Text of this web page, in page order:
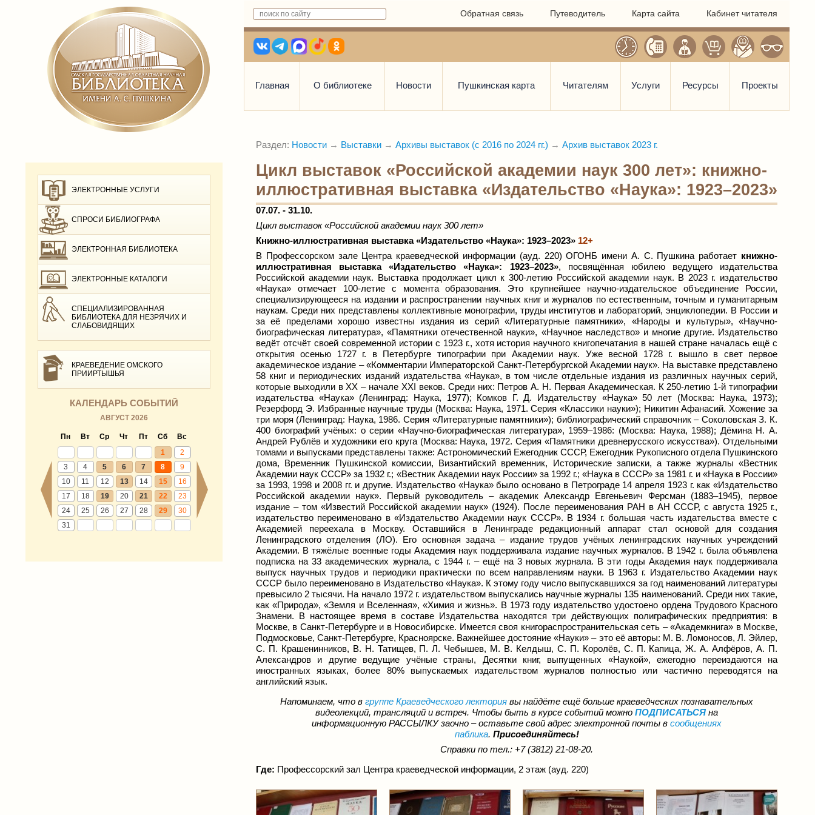
Обратная связь Путеводитель Карта сайта Кабинет читателя
Главная О библиотеке Новости Пушкинская карта Читателям Услуги Ресурсы Проекты
ЭЛЕКТРОННЫЕ УСЛУГИ
СПРОСИ БИБЛИОГРАФА
ЭЛЕКТРОННАЯ БИБЛИОТЕКА
ЭЛЕКТРОННЫЕ КАТАЛОГИ
СПЕЦИАЛИЗИРОВАННАЯ
БИБЛИОТЕКА ДЛЯ НЕЗРЯЧИХ И
СЛАБОВИДЯЩИХ
КРАЕВЕДЕНИЕ ОМСКОГО
ПРИИРТЫШЬЯ
КАЛЕНДАРЬ СОБЫТИЙ
АВГУСТ 2026
Пн Вт Ср Чт Пт Сб
Вс
1
2
3
4 5 6 7 8
9
10
11 12 13 14 15
16
17
18 19 20 21 22
23
24
25 26 27 28 29
30
31
Раздел: Новости → Выставки → Архивы выставок (с 2016 по 2024 гг.) → Архив выставок 2023 г.
Цикл выставок «Российской академии наук 300 лет»: книжно-
иллюстративная выставка «Издательство «Наука»: 1923–2023»
07.07. - 31.10.
Цикл выставок «Российской академии наук 300 лет»
Книжно-иллюстративная выставка«Издательство «Наука»: 1923–2023» 12+
В Профессорском зале Центра краеведческой информации (ауд. 220) ОГОНБ имени А. С. Пушкина работает книжно-
иллюстративная выставка «Издательство «Наука»: 1923–2023», посвящённая юбилею ведущего издательства
Российской академии наук. Выставка продолжает цикл к 300-летию Российской академии наук. В 2023 г. издательство
«Наука» отмечает 100-летие с момента образования. Это крупнейшее научно-издательское объединение России,
специализирующееся на издании и распространении научных книг и журналов по естественным, точным и гуманитарным
наукам. Среди них представлены коллективные монографии, труды институтов и лабораторий, энциклопедии. В России и
за её пределами хорошо известны издания из серий «Литературные памятники», «Народы и культуры», «Научно-
биографическая литература», «Памятники отечественной науки», «Научное наследство» и многие другие. Издательство
ведёт отсчёт своей современной истории с 1923 г., хотя история научного книгопечатания в нашей стране началась ещё с
открытия осенью 1727 г. в Петербурге типографии при Академии наук. Уже весной 1728 г. вышло в свет первое
академическое издание – «Комментарии Императорской Санкт-Петербургской Академии наук». На выставке представлено
58 книг и периодических изданий издательства «Наука», в том числе отдельные издания из различных научных серий,
которые выходили в XX – начале XXI веков. Среди них: Петров А. Н. Первая Академическая. К 250-летию 1-й типографии
издательства «Наука» (Ленинград: Наука, 1977); Комков Г. Д. Издательству «Наука» 50 лет (Москва: Наука, 1973);
Резерфорд Э. Избранные научные труды (Москва: Наука, 1971. Серия «Классики науки»); Никитин Афанасий. Хожение за
три моря (Ленинград: Наука, 1986. Серия «Литературные памятники»); библиографический справочник – Соколовская З. К.
400 биографий учёных: о серии «Научно-биографическая литература», 1959–1986: (Москва: Наука, 1988); Дёмина Н. А.
Андрей Рублёв и художники его круга (Москва: Наука, 1972. Серия «Памятники древнерусского искусства»). Отдельными
томами и выпусками представлены также: Астрономический Ежегодник СССР, Ежегодник Рукописного отдела Пушкинского
дома, Временник Пушкинской комиссии, Византийский временник, Исторические записки, а также журналы «Вестник
Академии наук СССР» за 1932 г.; «Вестник Академии наук России» за 1992 г.; «Наука в СССР» за 1981 г. и «Наука в России»
за 1993, 1998 и 2008 гг. и другие. Издательство «Наука» было основано в Петрограде 14 апреля 1923 г. как «Издательство
Российской академии наук». Первый руководитель – академик Александр Евгеньевич Ферсман (1883–1945), первое
издание – том «Известий Российской академии наук» (1924). После переименования РАН в АН СССР, с августа 1925 г.,
издательство переименовано в «Издательство Академии наук СССР». В 1934 г. большая часть издательства вместе с
Академией переехала в Москву. Оставшийся в Ленинграде редакционный аппарат стал основой для создания
Ленинградского отделения (ЛО). Его основная задача – издание трудов учёных ленинградских научных учреждений
Академии. В тяжёлые военные годы Академия наук поддерживала издание научных журналов. В 1942 г. была объявлена
подписка на 33 академических журнала, с 1944 г. – ещё на 3 новых журнала. В эти годы Академия наук поддерживала
выпуск научных трудов и периодики практически по всем направлениям науки. В 1963 г. Издательство Академии наук
СССР было переименовано в Издательство «Наука». К этому году число выпускавшихся за год наименований литературы
превысило 2 тысячи. На начало 1972 г. издательством выпускались научные журналы 135 наименований. Среди них такие,
как «Природа», «Земля и Вселенная», «Химия и жизнь». В 1973 году издательство удостоено ордена Трудового Красного
Знамени. В настоящее время в составе Издательства находятся три действующих полиграфических предприятия: в
Москве, в Санкт-Петербурге и в Новосибирске. Имеется своя книгораспространительская сеть – «Академкнига» в Москве,
Подмосковье, Санкт-Петербурге, Красноярске. Важнейшее достояние «Науки» – это её авторы: М. В. Ломоносов, Л. Эйлер,
С. П. Крашенинников, В. Н. Татищев, П. Л. Чебышев, М. В. Келдыш, С. П. Королёв, С. П. Капица, Ж. А. Алфёров, А. П.
Александров и другие ведущие учёные страны, Десятки книг, выпущенных «Наукой», ежегодно переиздаются на
иностранных языках, более 80% выпускаемых издательством журналов полностью или частично переводятся на
английский язык.
Напоминаем, что в группе Краеведческого лектория вы найдёте ещё больше краеведческих познавательных
видеолекций, трансляций и встреч. Чтобы быть в курсе событий можно ПОДПИСАТЬСЯна
информационную РАССЫЛКУ заочно – оставьте свой адрес электронной почты в сообщениях
паблика. Присоединяйтесь!
Справки по тел.: +7 (3812) 21-08-20.
Где: Профессорский зал Центра краеведческой информации, 2 этаж (ауд. 220)